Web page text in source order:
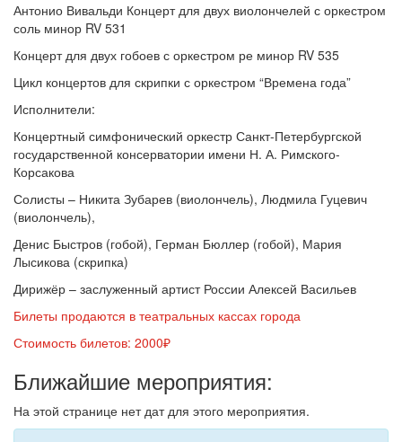
Антонио Вивальди Концерт для двух виолончелей с оркестром
соль минор RV 531
Концерт для двух гобоев с оркестром ре минор RV 535
Цикл концертов для скрипки с оркестром “Времена года”
Исполнители:
Концертный симфонический оркестр Санкт-Петербургской
государственной консерватории имени Н. А. Римского-
Корсакова
Солисты – Никита Зубарев (виолончель), Людмила Гуцевич
(виолончель),
Денис Быстров (гобой), Герман Бюллер (гобой), Мария
Лысикова (скрипка)
Дирижёр – заслуженный артист России Алексей Васильев
Билеты продаются в театральных кассах города
Стоимость билетов: 2000₽
Ближайшие мероприятия:
На этой странице нет дат для этого мероприятия.